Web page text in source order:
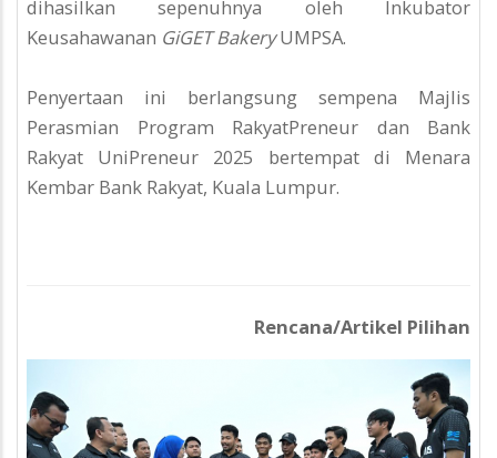
dihasilkan sepenuhnya oleh Inkubator
Keusahawanan GiGET BakeryUMPSA.
Penyertaan ini berlangsung sempena Majlis
Perasmian Program RakyatPreneur dan Bank
Rakyat UniPreneur 2025 bertempat di Menara
Kembar Bank Rakyat, Kuala Lumpur.
Rencana/Artikel Pilihan